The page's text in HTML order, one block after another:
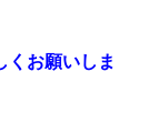
くお願いしま